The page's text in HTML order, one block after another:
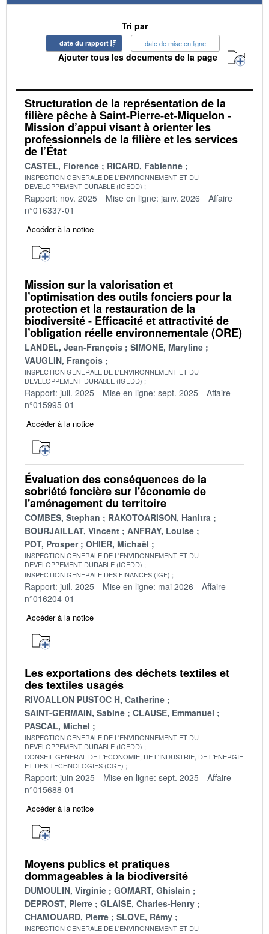
Tri par
date du rapport date de mise en ligne
Ajouter tous les documents de la page
Structuration de la représentation de la
filière pêche à Saint-Pierre-et-Miquelon -
Mission d’appui visant à orienter les
professionnels de la filière et les services
de l’État
CASTEL, Florence RICARD, Fabienne
INSPECTION GENERALE DE L'ENVIRONNEMENT ET DU
DEVELOPPEMENT DURABLE (IGEDD)
Rapport: nov. 2025 Mise en ligne: janv. 2026
Affaire
n°016337-01
Accéder à la notice
Mission sur la valorisation et
l’optimisation des outils fonciers pour la
protection et la restauration de la
biodiversité - Efficacité et attractivité de
l’obligation réelle environnementale (ORE)
LANDEL, Jean-François
SIMONE, Maryline
VAUGLIN, François
INSPECTION GENERALE DE L'ENVIRONNEMENT ET DU
DEVELOPPEMENT DURABLE (IGEDD)
Rapport: juil. 2025 Mise en ligne: sept. 2025
Affaire
n°015995-01
Accéder à la notice
Évaluation des conséquences de la
sobriété foncière sur l'économie de
l'aménagement du territoire
COMBES, Stephan
RAKOTOARISON, Hanitra
BOURJAILLAT, Vincent
ANFRAY, Louise
POT, Prosper
OHIER, Michaël
INSPECTION GENERALE DE L'ENVIRONNEMENT ET DU
DEVELOPPEMENT DURABLE (IGEDD)
INSPECTION GENERALE DES FINANCES (IGF)
Rapport: juil. 2025 Mise en ligne: mai 2026
Affaire
n°016204-01
Accéder à la notice
Les exportations des déchets textiles et
des textiles usagés
RIVOALLON PUSTOC H, Catherine
SAINT-GERMAIN, Sabine
CLAUSE, Emmanuel
PASCAL, Michel
INSPECTION GENERALE DE L'ENVIRONNEMENT ET DU
DEVELOPPEMENT DURABLE (IGEDD)
CONSEIL GENERAL DE L'ECONOMIE, DE L'INDUSTRIE, DE L'ENERGIE
ET DES TECHNOLOGIES (CGE)
Rapport: juin 2025 Mise en ligne: sept. 2025
Affaire
n°015688-01
Accéder à la notice
Moyens publics et pratiques
dommageables à la biodiversité
DUMOULIN, Virginie
GOMART, Ghislain
DEPROST, Pierre
GLAISE, Charles-Henry
CHAMOUARD, Pierre
SLOVE, Rémy
INSPECTION GENERALE DE L'ENVIRONNEMENT ET DU